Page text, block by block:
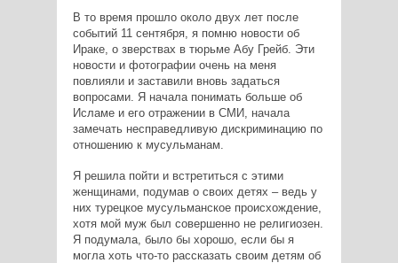
В то время прошло около двух лет после
событий 11 сентября, я помню новости об
Ираке, о зверствах в тюрьме Абу Грейб. Эти
новости и фотографии очень на меня
повлияли и заставили вновь задаться
вопросами. Я начала понимать больше об
Исламе и его отражении в СМИ, начала
замечать несправедливую дискриминацию по
отношению к мусульманам.
Я решила пойти и встретиться с этими
женщинами, подумав о своих детях – ведь у
них турецкое мусульманское происхождение,
хотя мой муж был совершенно не религиозен.
Я подумала, было бы хорошо, если бы я
могла хоть что-то рассказать своим детям об